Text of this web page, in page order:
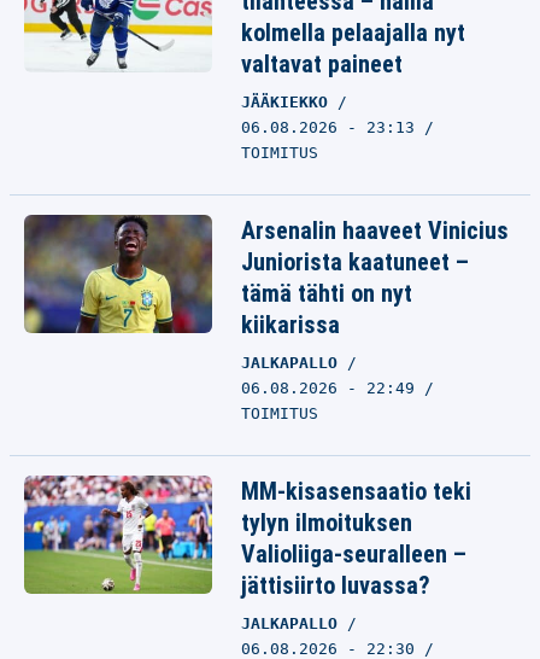
kolmella pelaajalla nyt
valtavat paineet
JÄÄKIEKKO
06.08.2026 - 23:13
TOIMITUS
Arsenalin haaveet Vinicius
Juniorista kaatuneet –
tämä tähti on nyt
kiikarissa
JALKAPALLO
06.08.2026 - 22:49
TOIMITUS
MM-kisasensaatio teki
tylyn ilmoituksen
Valioliiga-seuralleen –
jättisiirto luvassa?
JALKAPALLO
06.08.2026 - 22:30